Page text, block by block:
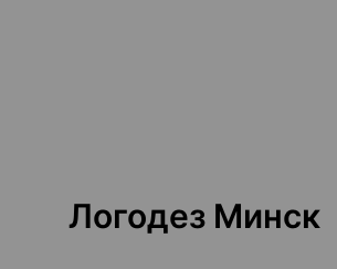
Логодез Минск